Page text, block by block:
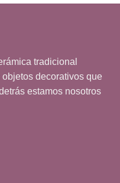
tradicional
decorativos que
estamos nosotros